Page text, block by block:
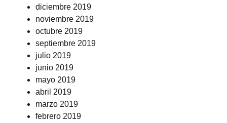
diciembre 2019
noviembre 2019
octubre 2019
septiembre 2019
julio 2019
junio 2019
mayo 2019
abril 2019
marzo 2019
febrero 2019